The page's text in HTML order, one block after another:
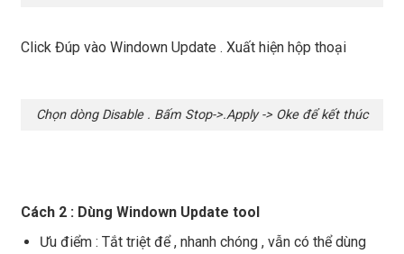
Click Đúp vào Windown Update . Xuất hiện hộp thoại
Chọn dòng Disable . Bấm Stop->.Apply -> Oke để kết thúc
Cách 2 : Dùng Windown Update tool
Ưu điểm : Tắt triệt để , nhanh chóng , vẫn có thể dùng